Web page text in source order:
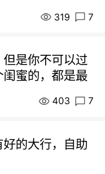
319 7
是你不可以过
蜜的，都是最
403 7
的大行，自助